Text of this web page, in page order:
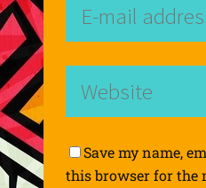
Save my name,
this browser for the